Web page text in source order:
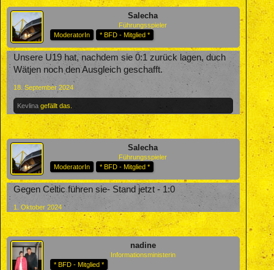
Salecha
Führungsspieler
ModeratorIn
* BFD - Mitglied *
Unsere U19 hat, nachdem sie 0:1 zurück lagen, duch
Wätjen noch den Ausgleich geschafft.
18. September 2024
Kevlina gefällt das.
Salecha
Führungsspieler
ModeratorIn
* BFD - Mitglied *
Gegen Celtic führen sie- Stand jetzt - 1:0
1. Oktober 2024
nadine
Informationsministerin
* BFD - Mitglied *